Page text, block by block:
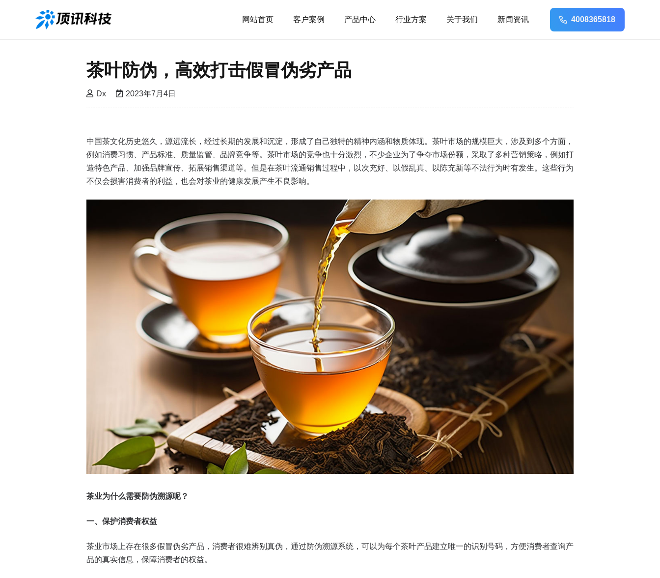
网站首页 客户案例 产品中心 行业方案 关于我们 新闻资讯 4008365818
茶叶防伪，高效打击假冒伪劣产品
Dx 2023年7月4日
中国茶文化历史悠久，源远流长，经过长期的发展和沉淀，形成了自己独特的精神内涵和物质体现。茶叶市场的规模巨大，涉及到多个方面，
例如消费习惯、产品标准、质量监管、品牌竞争等。茶叶市场的竞争也十分激烈，不少企业为了争夺市场份额，采取了多种营销策略，例如打
造特色产品、加强品牌宣传、拓展销售渠道等。但是在茶叶流通销售过程中，以次充好、以假乱真、以陈充新等不法行为时有发生。这些行为
不仅会损害消费者的利益，也会对茶业的健康发展产生不良影响。
茶业为什么需要防伪溯源呢？
一、保护消费者权益
茶业市场上存在很多假冒伪劣产品，消费者很难辨别真伪，通过防伪溯源系统，可以为每个茶叶产品建立唯一的识别号码，方便消费者查询产
品的真实信息，保障消费者的权益。